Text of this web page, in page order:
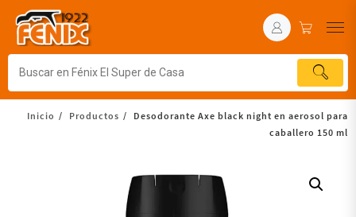
Inicio Productos
Desodorante Axe black night en aerosol para
caballero 150 ml